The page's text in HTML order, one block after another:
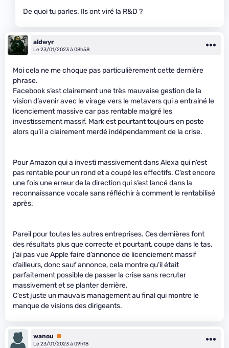
De quoi tu parles. Ils ont viré la R&D ?
aldwyr
Le 23/01/2023 à 08h58
Moi cela ne me choque pas particulièrement cette dernière
phrase.
Facebook s’est clairement une très mauvaise gestion de la
vision d’avenir avec le virage vers le metavers qui a entrainé le
licenciement massive car pas rentable malgré les
investissement massif. Mark est pourtant toujours en poste
alors qu’il a clairement merdé indépendamment de la crise.
Pour Amazon qui a investi massivement dans Alexa qui n’est
pas rentable pour un rond et a coupé les effectifs. C’est encore
une fois une erreur de la direction qui s’est lancé dans la
reconnaissance vocale sans réfléchir à comment le rentabilisé
après.
Pareil pour toutes les autres entreprises. Ces dernières font
des résultats plus que correcte et pourtant, coupe dans le tas.
j’ai pas vue Apple faire d’annonce de licenciement massif
d’ailleurs, donc sauf annonce, cela montre qu’il était
parfaitement possible de passer la crise sans recruter
massivement et se planter derrière.
C’est juste un mauvais management au final qui montre le
manque de visions des dirigeants.
wanou
Premium
Le 23/01/2023 à 09h18